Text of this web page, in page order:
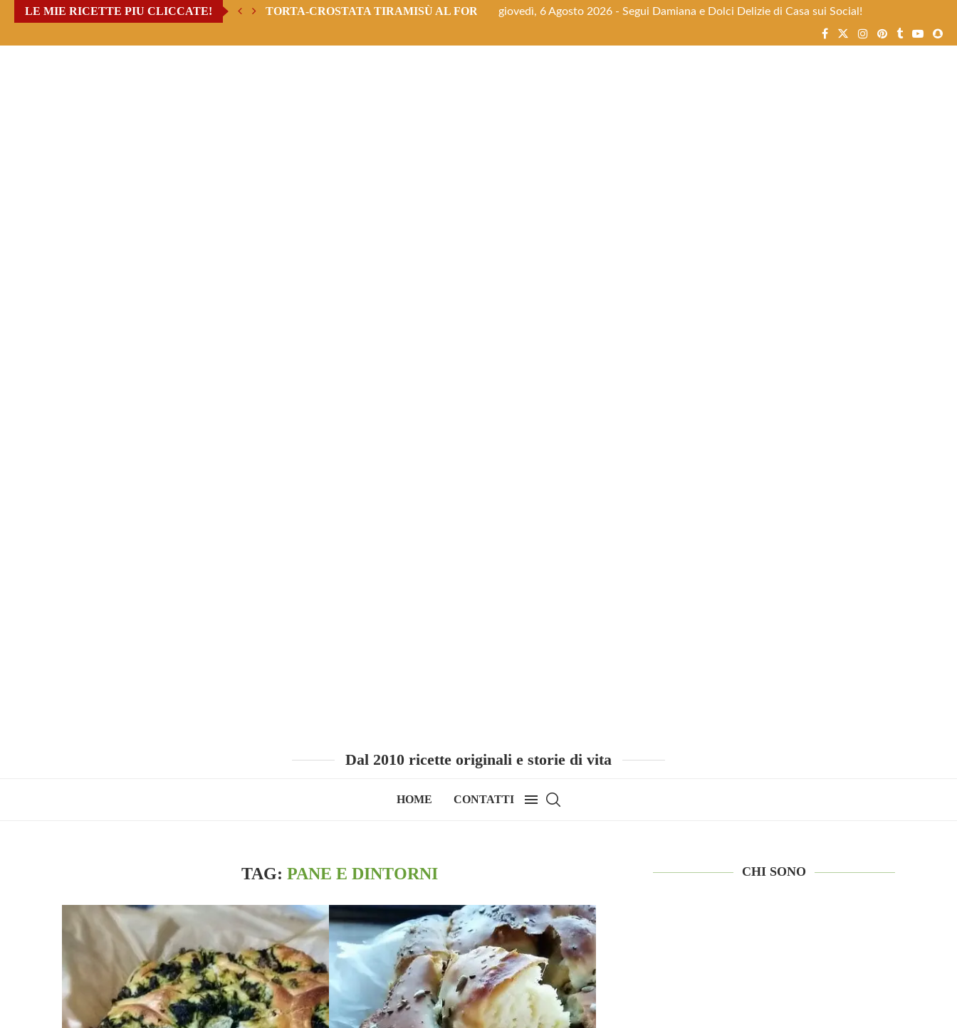
LE MIE RICETTE PIU CLICCATE! TORTA-CROSTATA TIRAMISÙ AL FORNO giovedì, 6 Agosto 2026 - Segui Damiana e Dolci Delizie di Casa sui Social!
Dal 2010 ricette originali e storie di vita
HOME CONTATTI
TAG: PANE E DINTORNI CHI SONO